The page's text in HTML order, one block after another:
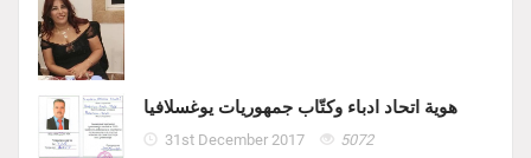
هوية اتحاد ادباء وكتّاب جمهوريات يوغسلافيا
31st December 2017 5072